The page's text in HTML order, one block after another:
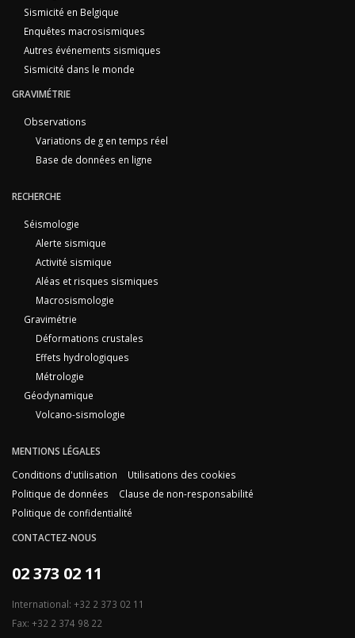
Sismicité en Belgique
Enquêtes macrosismiques
Autres événements sismiques
Sismicité dans le monde
GRAVIMÉTRIE
Observations
Variations de g en temps réel
Base de données en ligne
RECHERCHE
Séismologie
Alerte sismique
Activité sismique
Aléas et risques sismiques
Macrosismologie
Gravimétrie
Déformations crustales
Effets hydrologiques
Métrologie
Géodynamique
Volcano-sismologie
MENTIONS LÉGALES
Conditions d'utilisation
Utilisations des cookies
Politique de données
Clause de non-responsabilité
Politique de confidentialité
CONTACTEZ-NOUS
02 373 02 11
International: +32 2 373 02 11
Fax: +32 2 374 98 22